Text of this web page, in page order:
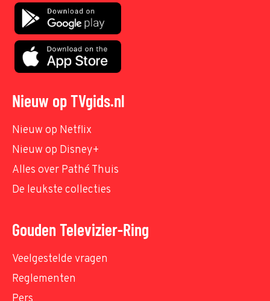
Nieuw op TVgids.nl
Nieuw op Netflix
Nieuw op Disney+
Alles over Pathé Thuis
De leukste collecties
Gouden Televizier-Ring
Veelgestelde vragen
Reglementen